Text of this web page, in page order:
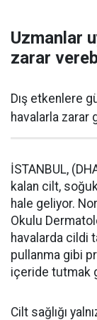
Uzmanlar
zarar
Dış etkenlere
havalarla zarar
İSTANBUL,
kalan cilt,
hale geliyor.
Okulu
havalarda cildi
pullanma gibi
içeride tutmak
Cilt sağlığı